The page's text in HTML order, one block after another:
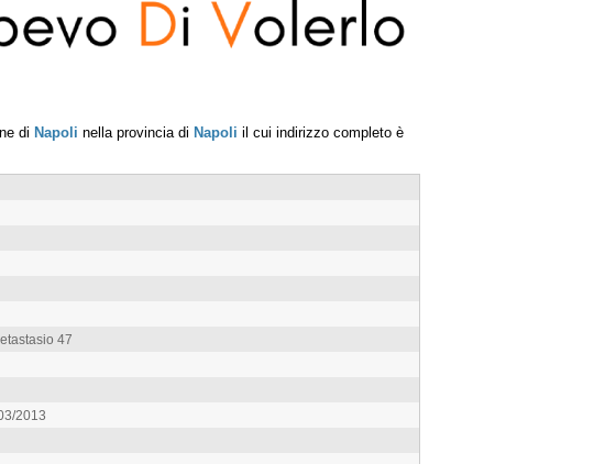
di Napoli nella provincia di Napoli il cui indirizzo completo è
47
2013